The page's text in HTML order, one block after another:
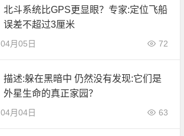
北斗系统比GPS更显眼？专家:定位飞船
误差不超过3厘米
04月05日 72
描述:躲在黑暗中 仍然没有发现:它们是
外星生命的真正家园？
04月04日 63